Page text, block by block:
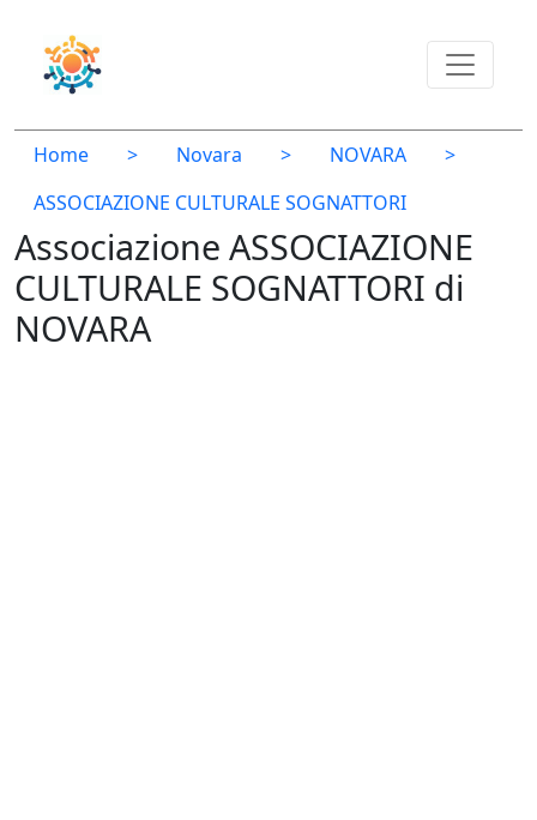
Home > Novara > NOVARA
>
ASSOCIAZIONE CULTURALE SOGNATTORI
Associazione ASSOCIAZIONE
CULTURALE SOGNATTORI di
NOVARA